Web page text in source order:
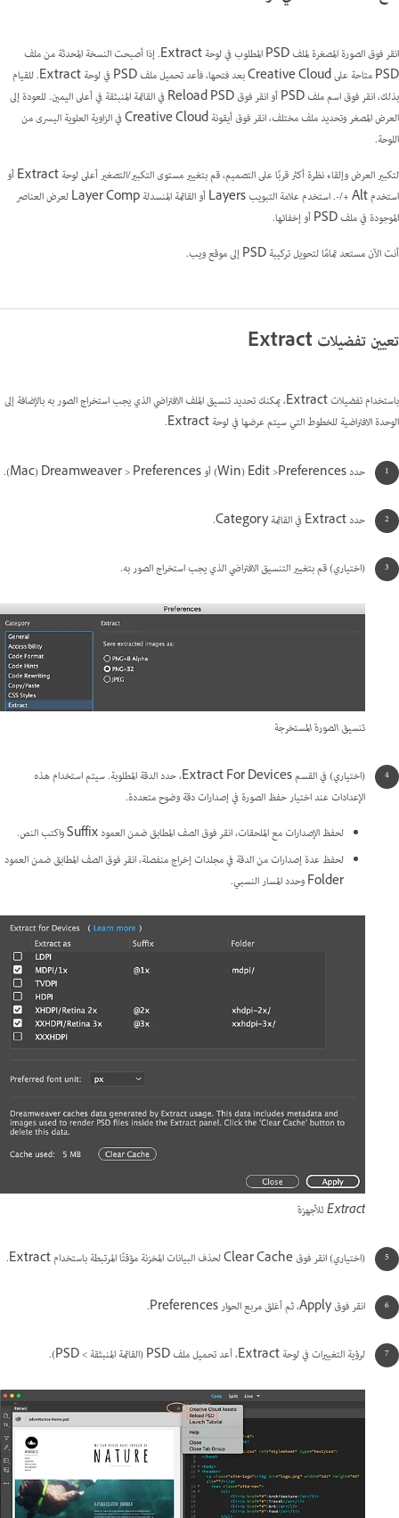
انقر فوق الصورة المصغرة لملف PSD المطلوب في لوحة Extract. إذا أصبحت النسخة المحدثة من ملف
PSD متاحة على Creative Cloud بعد فتحها، فأعد تحميل ملف PSD في لوحة Extract. للقيام
بذلك، انقر فوق اسم ملف PSD أو انقر فوق Reload PSD في القائمة المنبثقة في أعلى اليمين. للعودة إلى
العرض المصغر وتحديد ملف مختلف، انقر فوق أيقونة Creative Cloud في الزاوية العلوية اليسرى من
اللوحة.
لتكبير العرض وإلقاء نظرة أكثر قربًا على التصميم، قم بتغيير مستوى التكبير/التصغير أعلى لوحة Extract أو
استخدم Alt +/-. استخدم علامة التبويب Layers أو القائمة المنسدلة Layer Comp لعرض العناصر
الموجودة في ملف PSD أو إخفائها.
أنت الآن مستعد تمامًا لتحويل تركيبة PSD إلى موقع ويب.
تعيين تفضيلات Extract
باستخدام تفضيلات Extract، يمكنك تحديد تنسيق الملف الافتراضي الذي يجب استخراج الصور به بالإضافة إلى
الوحدة الافتراضية للخطوط التي سيتم عرضها في لوحة Extract.
حدد ‎Edit >Preferences‎ ‏(Win)‏ أو ‎Dreamweaver > Preferences‎ ‏(Mac).
حدد Extract في القائمة Category.
(اختياري) قم بتغيير التنسيق الافتراضي الذي يجب استخراج الصور به.
تنسيق الصورة المستخرجة
(اختياري) في القسم Extract For Devices، حدد الدقة المطلوبة. سيتم استخدام هذه
الإعدادات عند اختيار حفظ الصورة في إصدارات دقة وضوح متعددة.
لحفظ الإصدارات مع الملحقات، انقر فوق الصف المطابق ضمن العمود Suffix واكتب النص.
لحفظ عدة إصدارات من الدقة في مجلدات إخراج منفصلة، انقر فوق الصف المطابق ضمن العمود
Folder وحدد المسار النسبي.
Extract للأجهزة
(اختياري) انقر فوق Clear Cache لحذف البيانات المخزنة مؤقتًا المرتبطة باستخدام Extract.
انقر فوق Apply، ثم أغلق مربع الحوار Preferences.
لرؤية التغييرات في لوحة Extract، أعد تحميل ملف PSD (القائمة المنبثقة > PSD).